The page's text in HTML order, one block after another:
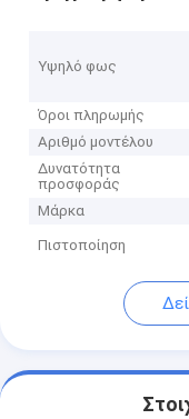
Υψηλό φως
Όροι πληρωμής
Αριθμό μοντέλου
Δυνατότητα
προσφοράς
Μάρκα
Πιστοποίηση